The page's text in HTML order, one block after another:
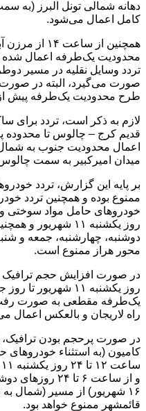
دهانه شمالی تونل البرز (به
کامل اعمال می‌شود.
همچنین از
تردد وسایل نقلیه در مسیر
صورت می‌گیرد، البته در
طرح محدودیت یک‌طرفه پیش
لازم به ذکر است، تردد برای
قدیم کرج – چالوس تا محدوده
میدان امیرکبیر به سمت
بر پایه این گزارش، تردد
ممنوع بوده و همچنین تردد
محور هراز ممنوع است.
در صورت افزایش حجم ترافیک
یک‌طرفه مقطعی به صورت رفت
راه لاریجان و بالعکس اعمال
در صورت پرحجم بودن ترافیک،
کامیون (به استثناء
۱۶ شهریور) از مسیر (شمال
قائمشهر ممنوع خواهد بود.